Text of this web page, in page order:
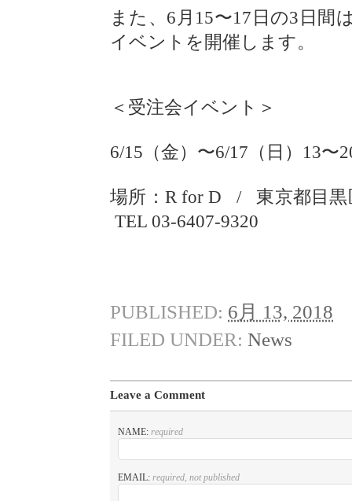
また、6月15〜17日の3日間
イベントを開催します。
＜受注会イベント＞
6/15（金）〜6/17（日）13
場所：R for D / 東京都目
TEL 03-6407-9320
PUBLISHED: 6月 13, 2018
FILED UNDER: News
Leave a Comment
NAME: required
EMAIL: required, not published